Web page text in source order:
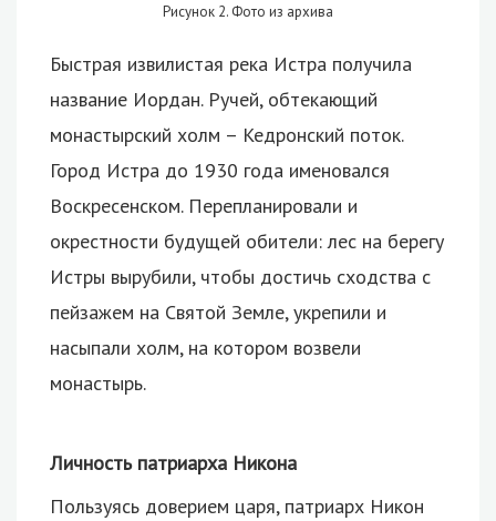
Рисунок 2. Фото из архива
Быстрая извилистая река Истра получила
название Иордан. Ручей, обтекающий
монастырский холм – Кедронский поток.
Город Истра до 1930 года именовался
Воскресенском. Перепланировали и
окрестности будущей обители: лес на берегу
Истры вырубили, чтобы достичь сходства с
пейзажем на Святой Земле, укрепили и
насыпали холм, на котором возвели
монастырь.
Личность патриарха Никона
Пользуясь доверием царя, патриарх Никон